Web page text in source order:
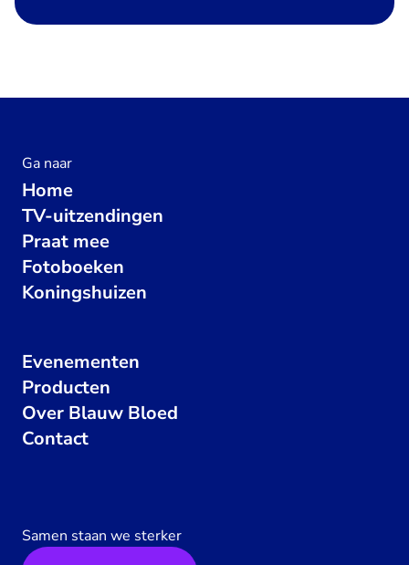
Ga naar
Home
TV-uitzendingen
Praat mee
Fotoboeken
Koningshuizen
Evenementen
Producten
Over Blauw Bloed
Contact
Samen staan we sterker